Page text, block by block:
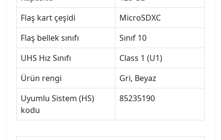
Flaş kart çeşidi
MicroSDXC
Flaş bellek sınıfı
Sınıf 10
UHS Hız Sınıfı
Class 1 (U1)
Ürün rengi
Gri, Beyaz
Uyumlu Sistem (HS)
kodu
85235190